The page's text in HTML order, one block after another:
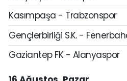
Kasımpaşa - Trabzonspor
Gençlerbirliği S.K. -
Gaziantep FK - Alanyaspor